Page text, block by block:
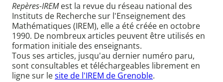
Repères-IREMest la revue du réseau national des
Instituts de Recherche sur l'Enseignement des
Mathématiques (IREM), elle a été créée en octobre
1990. De nombreux articles peuvent être utilisés en
formation initiale des enseignants.
Tous ses articles, jusqu'au dernier numéro paru,
sont consultables et téléchargeables librement en
ligne sur lesite de l'IREM de Grenoble.